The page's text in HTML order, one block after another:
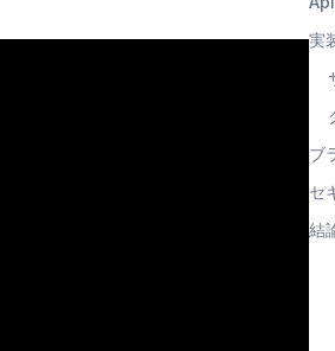
実
ブ
セ
結